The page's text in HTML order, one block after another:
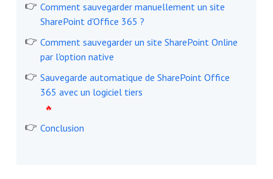
Comment sauvegarder manuellement un site
SharePoint d'Office 365 ?
Comment sauvegarder un site SharePoint Online
par l'option native
Sauvegarde automatique de SharePoint Office
365 avec un logiciel tiers
Conclusion